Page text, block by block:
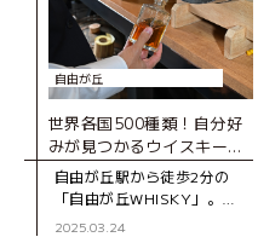
自由が丘
世界各国500種類！自分好
みが見つかるウイスキー専
門店
自由が丘駅から徒歩2分の
「自由が丘WHISKY」。
2024年12月にオープンし
2025.03.24